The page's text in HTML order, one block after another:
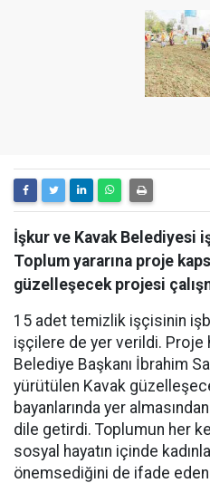
İşkur ve Kavak Belediyesi
Toplum yararına proje
güzelleşecek projesi
15 adet temizlik işçisinin
işçilere de yer verildi. Proje
Belediye Başkanı İbrahim
yürütülen Kavak
bayanlarında yer
dile getirdi. Toplumun her
sosyal hayatın içinde
önemsediğini de ifade eden